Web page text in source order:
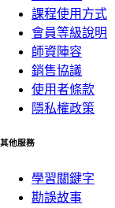
課程使用方式
會員等級說明
師資陣容
銷售協議
使用者條款
隱私權政策
其他服務
學習關鍵字
勘誤故事